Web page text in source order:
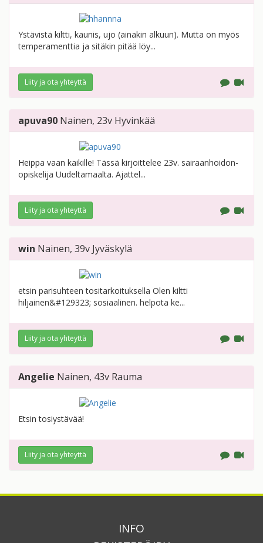
Ystävistä kiltti, kaunis, ujo (ainakin alkuun). Mutta on myös
temperamenttia ja sitäkin pitää löy...
Liity ja ota yhteyttä
apuva90 Nainen, 23v Hyvinkää
Heippa vaan kaikille! Tässä kirjoittelee 23v. sairaanhoidon-
opiskelija Uudeltamaalta. Ajattel...
Liity ja ota yhteyttä
win Nainen, 39v Jyväskylä
etsin parisuhteen tositarkoituksella Olen kiltti
hiljainen&#129323; sosiaalinen. helpota ke...
Liity ja ota yhteyttä
Angelie Nainen, 43v Rauma
Etsin tosiystävää!
Liity ja ota yhteyttä
INFO